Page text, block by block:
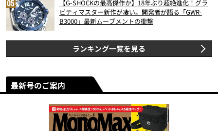
【G-SHOCKの最高傑作か】18年ぶり超絶進化！グラ
ビティマスター新作が凄い。開発者が語る「GWR-
B3000」最新ムーブメントの衝撃
ランキング一覧を見る
最新号のご案内